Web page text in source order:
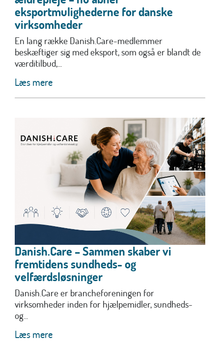
eksportmulighederne for danske
virksomheder
En lang række Danish.Care-medlemmer
beskæftiger sig med eksport, som også er blandt de
værditilbud,...
Læs mere
Danish.Care – Sammen skaber vi
fremtidens sundheds- og
velfærdsløsninger
Danish.Care er brancheforeningen for
virksomheder inden for hjælpemidler, sundheds-
og...
Læs mere